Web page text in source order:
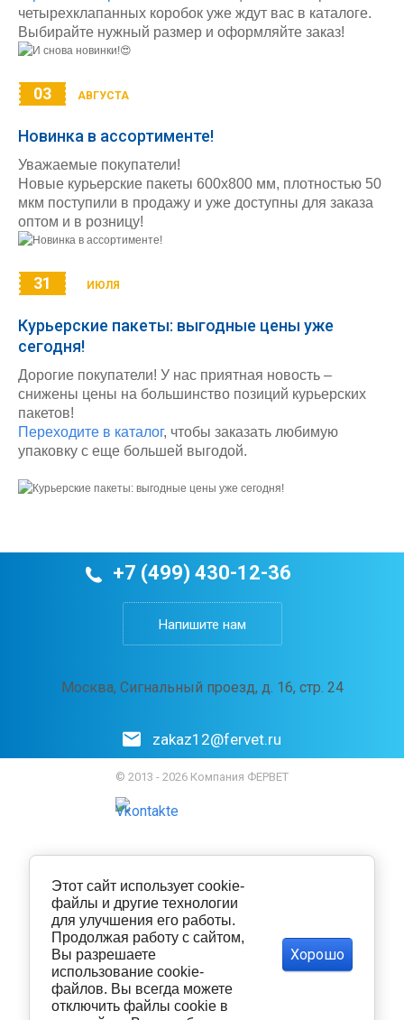
четырехклапанных коробок уже ждут вас в каталоге.
Выбирайте нужный размер и оформляйте заказ!
03 АВГУСТА
Новинка в ассортименте!
Уважаемые покупатели!
Новые курьерские пакеты 600х800 мм, плотностью 50
мкм поступили в продажу и уже доступны для заказа
оптом и в розницу!
31 ИЮЛЯ
Курьерские пакеты: выгодные цены уже
сегодня!
Дорогие покупатели! У нас приятная новость –
снижены цены на большинство позиций курьерских
пакетов!
Переходите в каталог, чтобы заказать любимую
упаковку с еще большей выгодой.
+7 (499) 430-12-36
Напишите нам
Москва, Сигнальный проезд, д. 16, стр. 24
zakaz12@fervet.ru
© 2013 - 2026 Компания ФЕРВЕТ
Этот сайт использует cookie-
файлы и другие технологии
для улучшения его работы.
Продолжая работу с сайтом,
Вы разрешаете
использование cookie-
файлов. Вы всегда можете
отключить файлы cookie в
Хорошо